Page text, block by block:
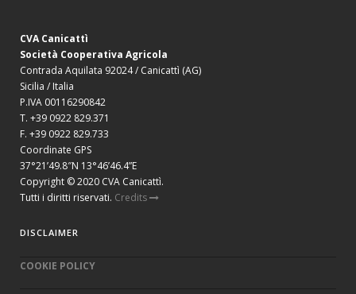
CVA Canicattì
Società Cooperativa Agricola
Contrada Aquilata 92024 / Canicattì (AG)
Sicilia / Italia
P.IVA 00116290842
T. +39 0922 829.371
F. +39 0922 829.733
Coordinate GPS
37°21’49.8″N 13°46’46.4”E
Copyright © 2020 CVA Canicattì.
Tutti i diritti riservati. Credits
DISCLAIMER
COOKIE POLICY